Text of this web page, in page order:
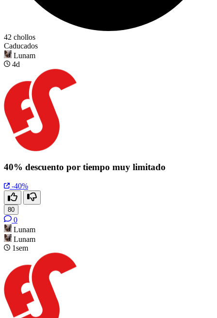
42 chollos
Caducados
Lunam
4d
40% descuento por tiempo muy limitado
-40%
80
0
Lunam
Lunam
1sem